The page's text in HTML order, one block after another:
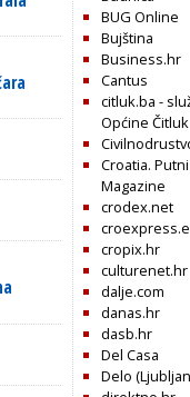
BUG Online
Bujština
Business.hr
Cantus
citluk.ba -
Općine Čitluk
Croatia.
Magazine
crodex.net
cropix.hr
culturenet.hr
dalje.com
danas.hr
dasb.hr
Del Casa
Delo